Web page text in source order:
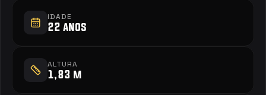
IDADE
22 anos
ALTURA
1,83 m